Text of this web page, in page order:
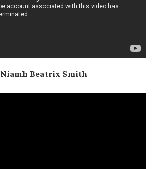
Niamh Beatrix Smith